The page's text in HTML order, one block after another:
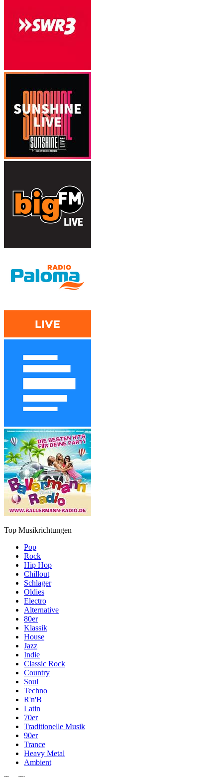
Top Musikrichtungen
Pop
Rock
Hip Hop
Chillout
Schlager
Oldies
Electro
Alternative
80er
Klassik
House
Jazz
Indie
Classic Rock
Country
Soul
Techno
R'n'B
Latin
70er
Traditionelle Musik
90er
Trance
Heavy Metal
Ambient